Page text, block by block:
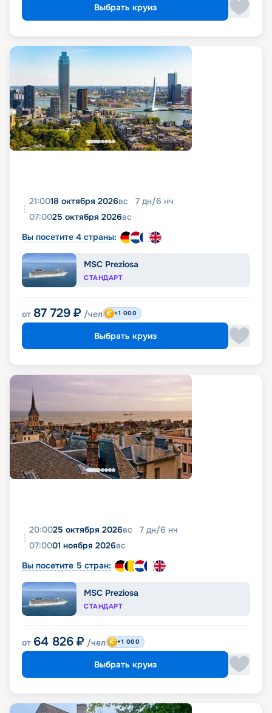
Выбрать круиз
21:0018 октября 2026вс 7 дн/6 нч
07:0025 октября 2026вс
Вы посетите 4 страны:
MSC Preziosa
СТАНДАРТ
от 87 729 ₽ /чел +1 000
Выбрать круиз
20:0025 октября 2026вс 7 дн/6 нч
07:0001 ноября 2026вс
Вы посетите 5 стран:
MSC Preziosa
СТАНДАРТ
от 64 826 ₽ /чел +1 000
Выбрать круиз